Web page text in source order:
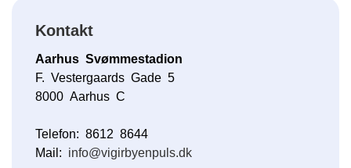
Kontakt
Aarhus Svømmestadion
F. Vestergaards Gade 5
8000 Aarhus C
Telefon: 8612 8644
Mail: info@vigirbyenpuls.dk